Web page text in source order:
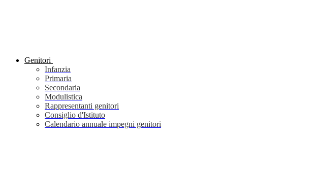
Genitori
Infanzia
Primaria
Secondaria
Modulistica
Rappresentanti genitori
Consiglio d'Istituto
Calendario annuale impegni genitori